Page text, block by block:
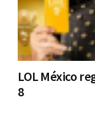
LOL México
8